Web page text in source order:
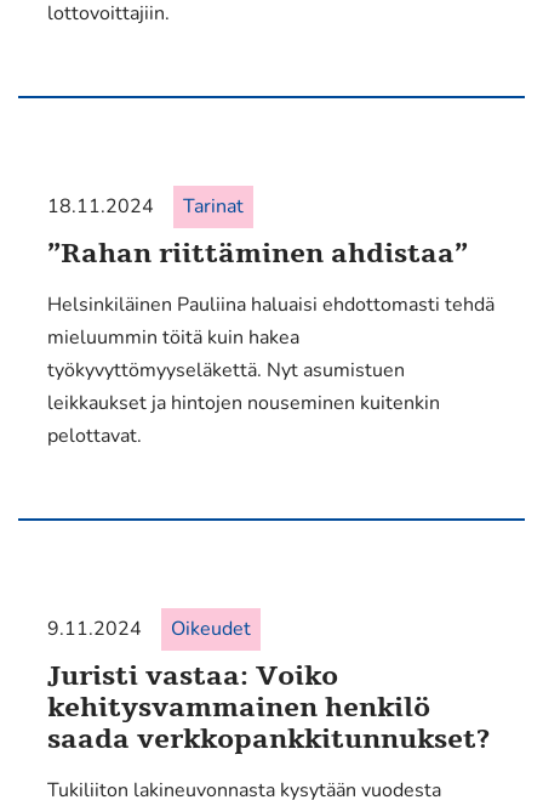
lottovoittajiin.
18.11.2024 Tarinat
”Rahan riittäminen ahdistaa”
Helsinkiläinen Pauliina haluaisi ehdottomasti tehdä
mieluummin töitä kuin hakea
työkyvyttömyyseläkettä. Nyt asumistuen
leikkaukset ja hintojen nouseminen kuitenkin
pelottavat.
9.11.2024 Oikeudet
Juristi vastaa: Voiko
kehitysvammainen henkilö
saada verkkopankkitunnukset?
Tukiliiton lakineuvonnasta kysytään vuodesta